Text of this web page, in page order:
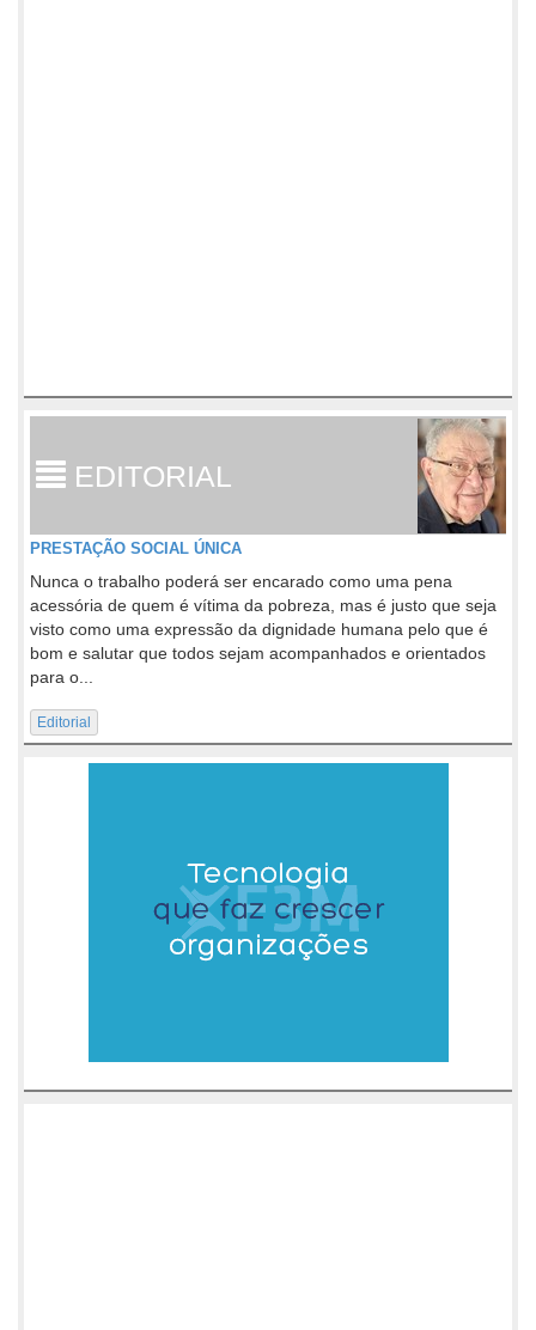
EDITORIAL
PRESTAÇÃO SOCIAL ÚNICA
Nunca o trabalho poderá ser encarado como uma pena
acessória de quem é vítima da pobreza, mas é justo que seja
visto como uma expressão da dignidade humana pelo que é
bom e salutar que todos sejam acompanhados e orientados
para o...
Editorial